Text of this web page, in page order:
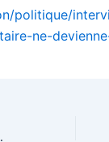
politique/
ne-
– bastamag.net